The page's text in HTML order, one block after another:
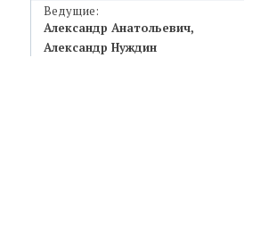
Ведущие:
Александр Анатольевич
Александр Нуждин